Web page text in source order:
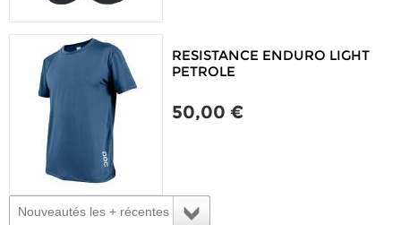
RESISTANCE ENDURO LIGHT
PETROLE
50,00 €
Nouveautés les + récentes